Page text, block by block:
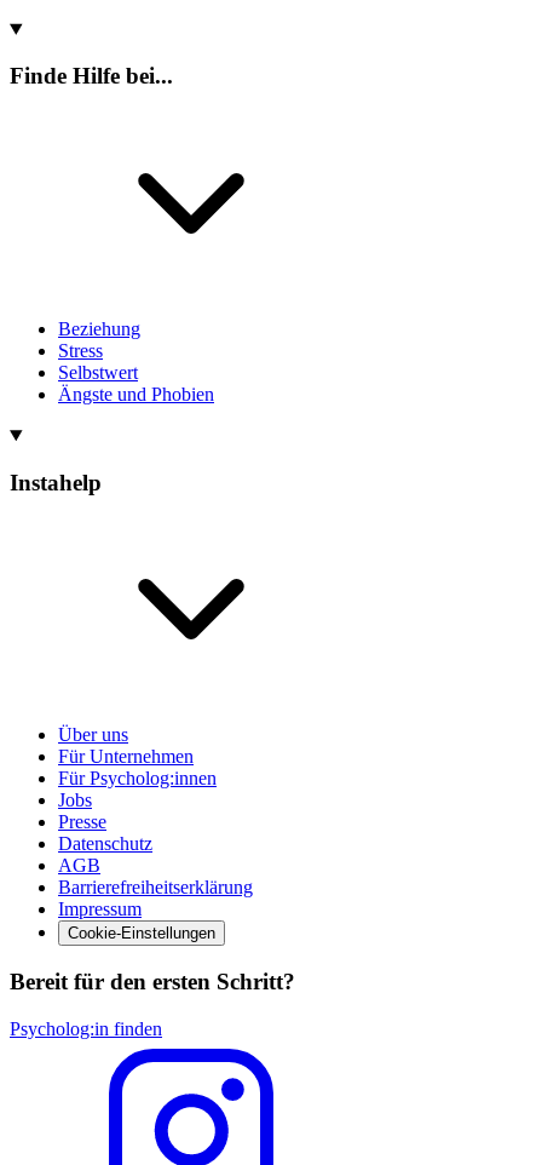
Finde Hilfe bei...
Beziehung
Stress
Selbstwert
Ängste und Phobien
Instahelp
Über uns
Für Unternehmen
Für Psycholog:innen
Jobs
Presse
Datenschutz
AGB
Barrierefreiheitserklärung
Impressum
Cookie-Einstellungen
Bereit für den ersten Schritt?
Psycholog:in finden